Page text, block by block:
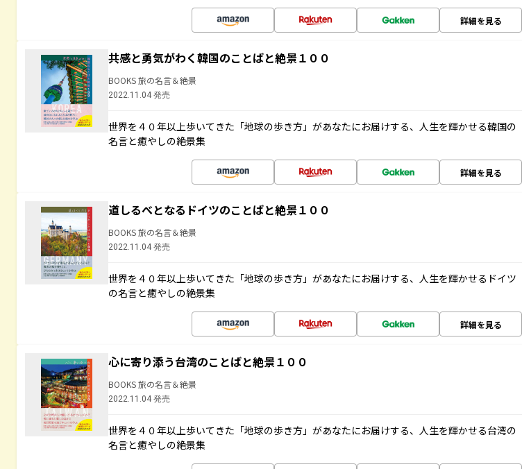
詳細を見る
共感と勇気がわく韓国のことばと絶景１００
BOOKS 旅の名言＆絶景
2022.11.04 発売
世界を４０年以上歩いてきた「地球の歩き方」があなたにお届けする、人生を輝かせる韓国の
名言と癒やしの絶景集
詳細を見る
道しるべとなるドイツのことばと絶景１００
BOOKS 旅の名言＆絶景
2022.11.04 発売
世界を４０年以上歩いてきた「地球の歩き方」があなたにお届けする、人生を輝かせるドイツ
の名言と癒やしの絶景集
詳細を見る
心に寄り添う台湾のことばと絶景１００
BOOKS 旅の名言＆絶景
2022.11.04 発売
世界を４０年以上歩いてきた「地球の歩き方」があなたにお届けする、人生を輝かせる台湾の
名言と癒やしの絶景集